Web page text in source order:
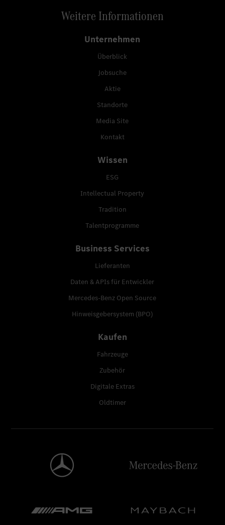
Weitere Informationen
Unternehmen
Überblick
Jobsuche
Aktie
Standorte
Media Site
Kontakt
Wissen
ESG
Intellectual Property
Tradition
Talentprogramme
Business Services
Lieferanten
Daten & APIs für Entwickler
Mercedes-Benz Open Source
Hinweisgebersystem (BPO)
Kaufen
Fahrzeuge
Zubehör
Digitale Extras
Oldtimer